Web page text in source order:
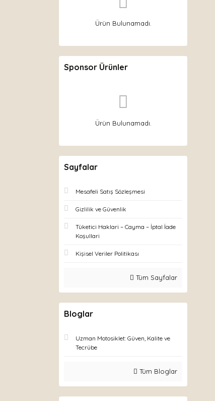
Ürün Bulunamadı.
Sponsor Ürünler
Ürün Bulunamadı.
Sayfalar
Mesafeli Satış Sözleşmesi
Gizlilik ve Güvenlik
Tüketici Haklari – Cayma – İptal İade
Koşullari
Kişisel Veriler Politikası
Tüm Sayfalar
Bloglar
Uzman Motosiklet: Güven, Kalite ve
Tecrübe
Tüm Bloglar